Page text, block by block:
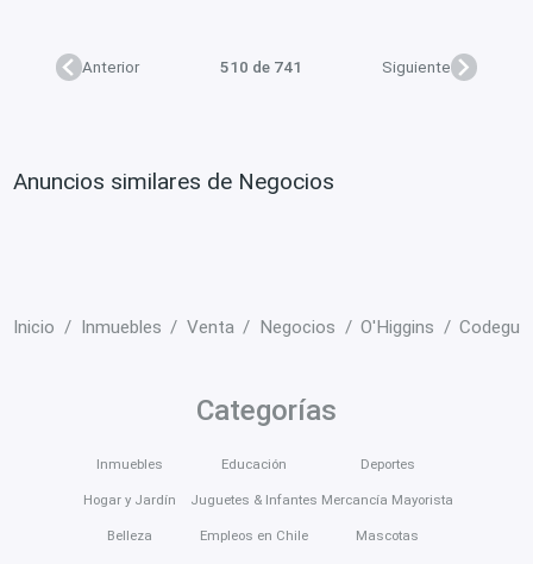
Anterior 510 de 741 Siguiente
Anuncios similares de Negocios
Inicio Inmuebles Venta Negocios O'Higgins Codegua
Categorías
Inmuebles
Hogar y Jardín
Belleza
Educación
Juguetes & Infantes
Empleos en Chile
Deportes
Mercancía Mayorista
Mascotas